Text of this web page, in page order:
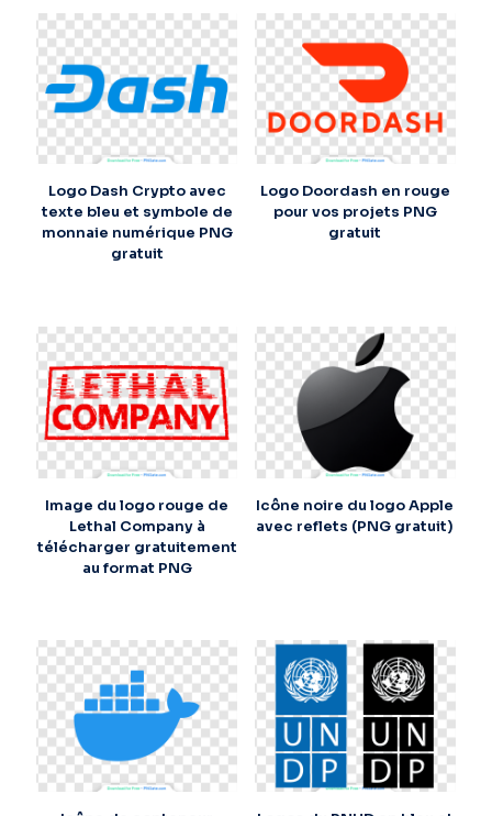
Logo Dash Crypto avec
texte bleu et symbole de
monnaie numérique PNG
gratuit
Logo Doordash en rouge
pour vos projets PNG
gratuit
Image du logo rouge de
Lethal Company à
télécharger gratuitement
au format PNG
Icône noire du logo Apple
avec reflets (PNG gratuit)